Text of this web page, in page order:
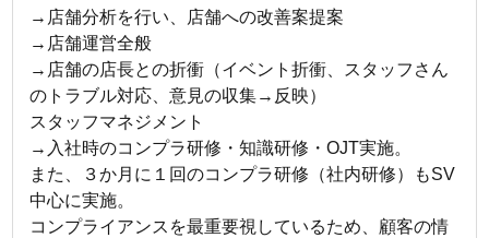
→店舗分析を行い、店舗への改善案提案
→店舗運営全般
→店舗の店長との折衝（イベント折衝、スタッフさん
のトラブル対応、意見の収集→反映）
スタッフマネジメント
→入社時のコンプラ研修・知識研修・OJT実施。
また、３か月に１回のコンプラ研修（社内研修）もSV
中心に実施。
コンプライアンスを最重要視しているため、顧客の情